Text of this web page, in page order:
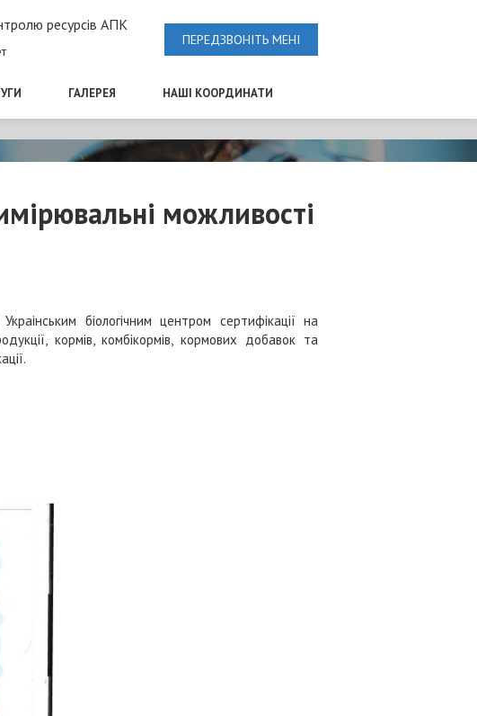
ресурсів АПК
ПЕРЕДЗВОНІТЬ МЕНІ
ГАЛЕРЕЯ НАШІ КООРДИНАТИ
можливості
біологічним центром сертифікації на
кормів, комбікормів, кормових добавок та